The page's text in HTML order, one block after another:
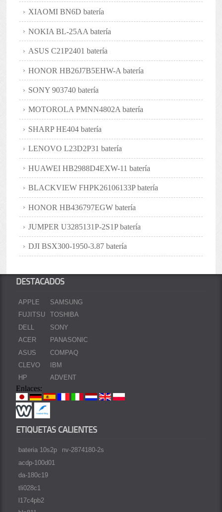
XIAOMI BN6D batería
NOKIA BL-25AA batería
ASUS C21P2401 batería
HONOR HB26J7B5EHW-A batería
SONY 903740 batería
MOTOROLA PMNN4802A batería
SHARP HE404 batería
LENOVO L23D2P31 batería
HUAWEI HB2988D4EXW-11 batería
BLACKVIEW FHPK26106133P batería
HONOR HB436797EGW batería
JUMPER U3285131P-2S1P batería
DJI BSX300-1950-3.87 batería
DESTACADOS
APPLE
FUJITSU
DELL
ACER
ASUS
CLEVO
HP
SAMSUNG
TOSHIBA
SONY
PANASONIC
COMPAQ
IBM
ADVENT
Enlaces:
ETIQUETAS CALIENTES
bateria 10s2p
acdp-100d01
da-180c19
tli028c1
l17c4pb2
nv-2874180-2s